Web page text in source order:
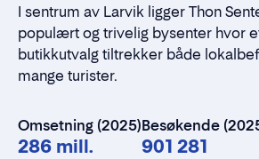
Standleie
Kontaktskjema
I sentrum av Larvik ligger Thon
populært og trivelig bysenter hvor
butikkutvalg tiltrekker både
mange turister.
Omsetning (2025)
286 mill.
Besøkende
901 281